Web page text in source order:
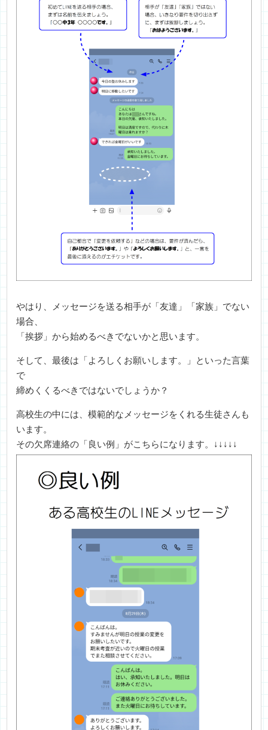
やはり、メッセージを送る相手が「友達」「家族」でない
場合、
「挨拶」から始めるべきでないかと思います。
そして、最後は「よろしくお願いします。」といった言葉
で
締めくくるべきではないでしょうか？
高校生の中には、模範的なメッセージをくれる生徒さんも
います。
その欠席連絡の「良い例」がこちらになります。↓↓↓↓↓